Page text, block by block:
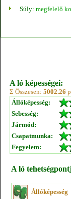
Súly: megfelelő
A ló képességei:
Σ Összesen: 5002.26
Állóképesség:
Sebesség:
Jármód:
Csapatmunka:
Fegyelem:
A ló
Állóképesség